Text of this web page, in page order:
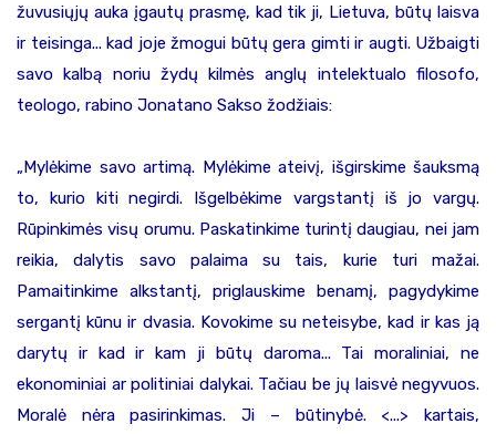
žuvusiųjų auka įgautų prasmę, kad tik ji, Lietuva, būtų laisva
ir teisinga... kad joje žmogui būtų gera gimti ir augti. Užbaigti
savo kalbą noriu žydų kilmės anglų intelektualo filosofo,
teologo, rabino Jonatano Sakso žodžiais:
„Mylėkime savo artimą. Mylėkime ateivį, išgirskime šauksmą
to, kurio kiti negirdi. Išgelbėkime vargstantį iš jo vargų.
Rūpinkimės visų orumu. Paskatinkime turintį daugiau, nei jam
reikia, dalytis savo palaima su tais, kurie turi mažai.
Pamaitinkime alkstantį, priglauskime benamį, pagydykime
sergantį kūnu ir dvasia. Kovokime su neteisybe, kad ir kas ją
darytų ir kad ir kam ji būtų daroma... Tai moraliniai, ne
ekonominiai ar politiniai dalykai. Tačiau be jų laisvė negyvuos.
Moralė nėra pasirinkimas. Ji – būtinybė. <...> kartais,